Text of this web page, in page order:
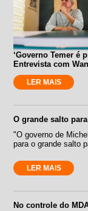
‘Governo Temer é
Entrevista com
LER MAIS
O grande salto
"O governo de
para o grande salto
LER MAIS
No controle do